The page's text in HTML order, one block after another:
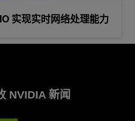
实现实时网络处理能力
NVIDIA 新闻